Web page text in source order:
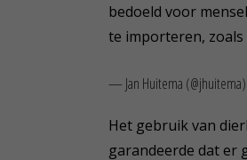
bedoeld voor
te importeren, zoals
— Jan Huitema (@jhuitema)
Het gebruik van
garandeerde dat er